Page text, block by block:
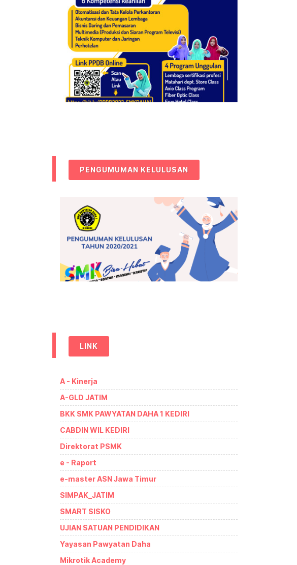
PENGUMUMAN KELULUSAN
LINK
A - Kinerja
A-GLD JATIM
BKK SMK PAWYATAN DAHA 1 KEDIRI
CABDIN WIL KEDIRI
Direktorat PSMK
e - Raport
e-master ASN Jawa Timur
SIMPAK_JATIM
SMART SISKO
UJIAN SATUAN PENDIDIKAN
Yayasan Pawyatan Daha
Mikrotik Academy